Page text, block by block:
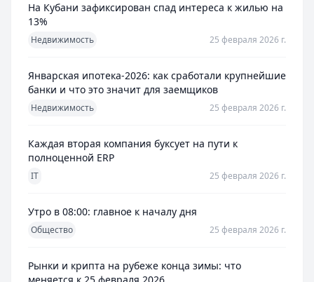
На Кубани зафиксирован спад интереса к жилью на
13%
Недвижимость 25 февраля 2026 г.
Январская ипотека-2026: как сработали крупнейшие
банки и что это значит для заемщиков
Недвижимость 25 февраля 2026 г.
Каждая вторая компания буксует на пути к
полноценной ERP
IT 25 февраля 2026 г.
Утро в 08:00: главное к началу дня
Общество 25 февраля 2026 г.
Рынки и крипта на рубеже конца зимы: что